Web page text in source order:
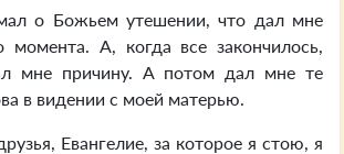
о Божьем утешении, что дал мне
момента. А, когда все закончилось,
мне причину. А потом дал мне те
в видении с моей матерью.
Евангелие, за которое я стою, я